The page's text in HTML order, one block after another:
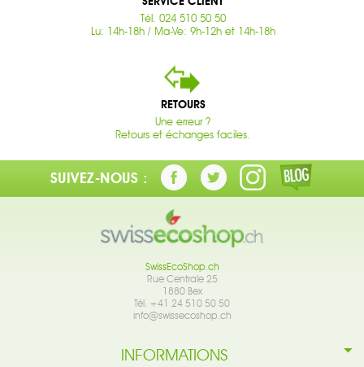
Tél. 024 510 50 50
Lu: 14h-18h / Ma-Ve: 9h-12h et 14h-18h
RETOURS
Une erreur ?
Retours et échanges faciles.
SUIVEZ-NOUS :
SwissEcoShop.ch
Rue Centrale 25
1880 Bex
Tél. +41 24 510 50 50
info@swissecoshop.ch
INFORMATIONS